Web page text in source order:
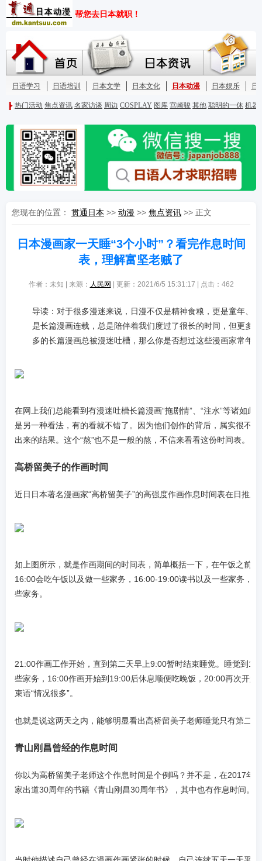
您现在的位置： 贯通日本 >> 动漫 >> 焦点资讯 >> 正文
日本漫画家一天睡“3个小时”？看完作息时间
表，理解富坚老贼了
作者：未知 | 来源： 人民网 | 更新：2021/6/5 15:31:17 | 点击： 462
导读：对于很多漫迷来说，日漫不仅是精神食粮，更是童年、
是长篇漫画连载，总是陪伴着我们度过了很长的时间，但更多
多的长篇漫画总被漫迷吐槽，那么你是否想过这些漫画家常年
在网上我们总能看到有漫迷吐槽长篇漫画“拖剧情”、“注水”等诸如此
是另一种看法，有的看就不错了。因为他们创作的背后，属实很不易
出来的结果。这个“熬”也不是一般的熬，不信来看看这份时间表。
高桥留美子的作画时间
近日日本著名漫画家“高桥留美子”的高强度作画作息时间表在日推上
如上图所示，就是作画期间的时间表，简单概括一下，在午饭之前
16:00会吃午饭以及做一些家务，16:00-19:00读书以及一些家务，
些家务。
21:00作画工作开始，直到第二天早上9:00暂时结束睡觉。睡觉到
些家务，16:00作画开始到19:00后休息顺便吃晚饭，20:00再次开始
束语“情况很多”。
也就是说这两天之内，能够明显看出高桥留美子老师睡觉只有第二
青山刚昌曾经的作息时间
你以为高桥留美子老师这个作息时间是个例吗？并不是，在2017年
家出道30周年的书籍《青山刚昌30周年书》，其中也有作息时间。